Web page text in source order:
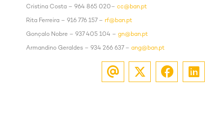
Cristina Costa – 964 865 020–cc@ban.pt
Rita Ferreira – 916 776 157 – rf@ban.pt
Gonçalo Nobre – 937 405 104 –gn@ban.pt
Armandino Geraldes – 934 266 637 –ang@ban.pt